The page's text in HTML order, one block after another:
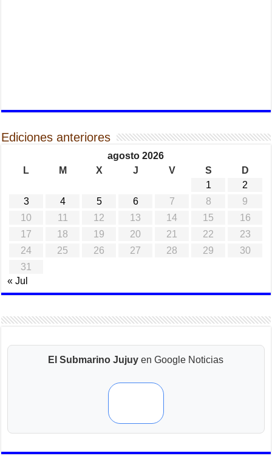
Ediciones anteriores
agosto 2026
L
M X J V S
D
1
2
3
4 5 6 7 8
9
10
11 12 13 14 15
16
17
18 19 20 21 22
23
24
25 26 27 28 29
30
31
« Jul
El Submarino Jujuy en Google Noticias